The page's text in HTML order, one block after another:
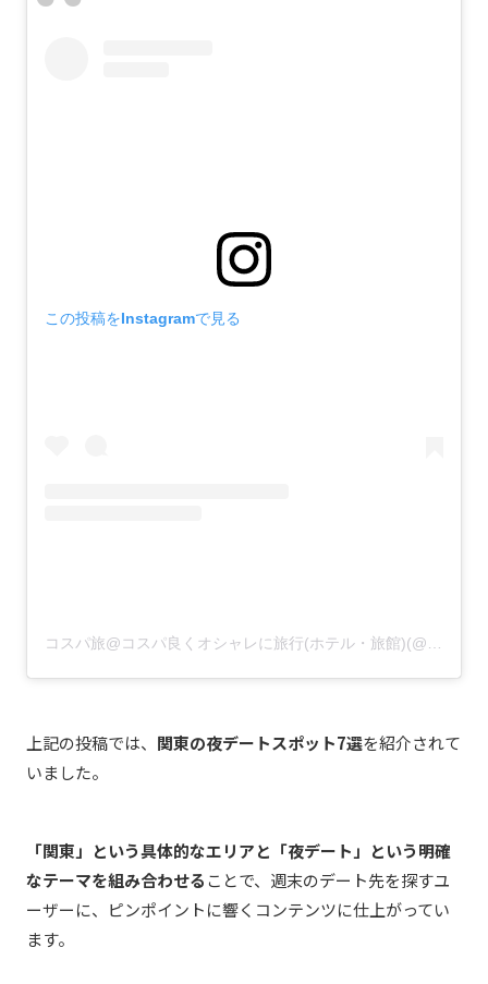
この投稿をInstagramで見る
コスパ旅@コスパ良くオシャレに旅行(ホテル・旅館)(@cosupa_tabi)がシェアした投稿
上記の投稿では、 関東の夜デートスポット7選を紹介されて
いました。
「関東」という具体的なエリアと「夜デート」という明確
なテーマを組み合わせることで、週末のデート先を探すユ
ーザーに、ピンポイントに響くコンテンツに仕上がってい
ます。